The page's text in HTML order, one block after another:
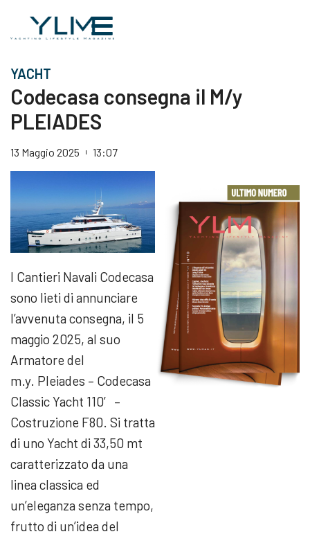
YACHT
Codecasa consegna il M/y
PLEIADES
13 Maggio 2025 13:07
I Cantieri Navali Codecasa
sono lieti di annunciare
l’avvenuta consegna, il 5
maggio 2025, al suo
Armatore del
m.y. Pleiades – Codecasa
Classic Yacht 110′ –
Costruzione F80. Si tratta
di uno Yacht di 33,50 mt
caratterizzato da una
linea classica ed
un’eleganza senza tempo,
frutto di un’idea del